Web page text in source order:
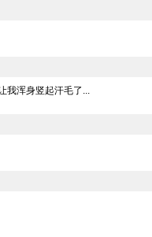
我浑身竖起汗毛了...